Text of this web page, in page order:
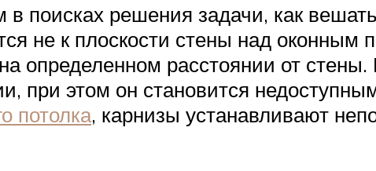
поисках решения задачи, как
не к плоскости стены над оконным
определенном расстоянии от
при этом он становится
потолка, карнизы устанавливают